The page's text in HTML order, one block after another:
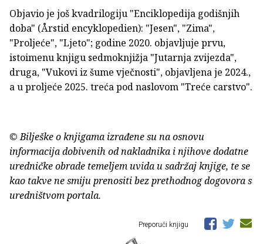
Objavio je još kvadrilogiju "Enciklopedija godišnjih
doba" (Årstid encyklopedien): "Jesen", "Zima",
"Proljeće", "Ljeto"; godine 2020. objavljuje prvu,
istoimenu knjigu sedmoknjižja "Jutarnja zvijezda",
druga, "Vukovi iz šume vječnosti", objavljena je 2024.,
a u proljeće 2025. treća pod naslovom "Treće carstvo".
© Bilješke o knjigama izrađene su na osnovu
informacija dobivenih od nakladnika i njihove dodatne
uredničke obrade temeljem uvida u sadržaj knjige, te se
kao takve ne smiju prenositi bez prethodnog dogovora s
uredništvom portala.
Preporuči knjigu